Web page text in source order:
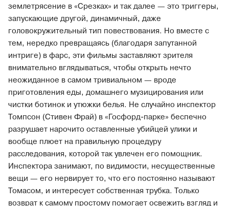
землетрясение в «Срезках» и так далее — это триггеры,
запускающие другой, динамичный, даже
головокружительный тип повествования. Но вместе с
тем, нередко превращаясь (благодаря запутанной
интриге) в фарс, эти фильмы заставляют зрителя
внимательно вглядываться, чтобы открыть нечто
неожиданное в самом тривиальном — вроде
приготовления еды, домашнего музицирования или
чистки ботинок и утюжки белья. Не случайно инспектор
Томпсон (Стивен Фрай) в «Госфорд-парке» беспечно
разрушает нарочито оставленные убийцей улики и
вообще плюет на правильную процедуру
расследования, которой так увлечен его помощник.
Инспектора занимают, по видимости, несущественные
вещи — его нервирует то, что его постоянно называют
Томасом, и интересует собственная трубка. Только
возврат к самому простому помогает освежить взгляд и